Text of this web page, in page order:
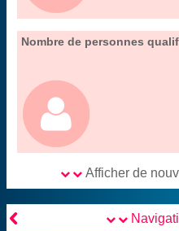
Nombre de personnes
06. qualification et
Afficher de
